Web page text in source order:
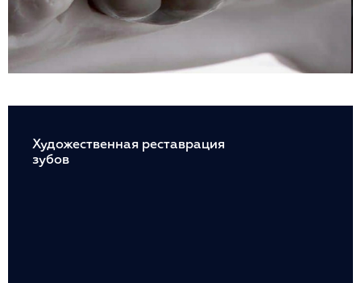
Художественная реставрация
зубов